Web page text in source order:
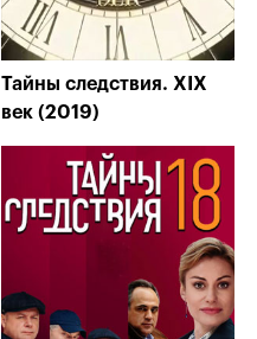
Тайны следствия. XIX
век (2019)